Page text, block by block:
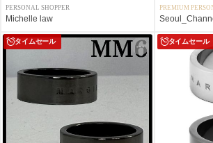
PERSONAL SHOPPER
Michelle law
PREMIUM
タイムセール タイムセール